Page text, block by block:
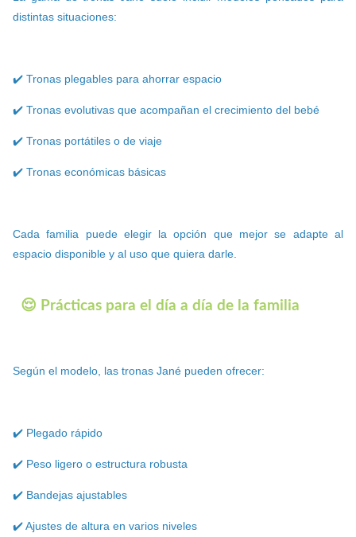
distintas situaciones:
✔️ Tronas plegables para ahorrar espacio
✔️ Tronas evolutivas que acompañan el crecimiento del bebé
✔️ Tronas portátiles o de viaje
✔️ Tronas económicas básicas
Cada familia puede elegir la opción que mejor se adapte al
espacio disponible y al uso que quiera darle.
😌 Prácticas para el día a día de la familia
Según el modelo, las tronas Jané pueden ofrecer:
✔️ Plegado rápido
✔️ Peso ligero o estructura robusta
✔️ Bandejas ajustables
✔️ Ajustes de altura en varios niveles